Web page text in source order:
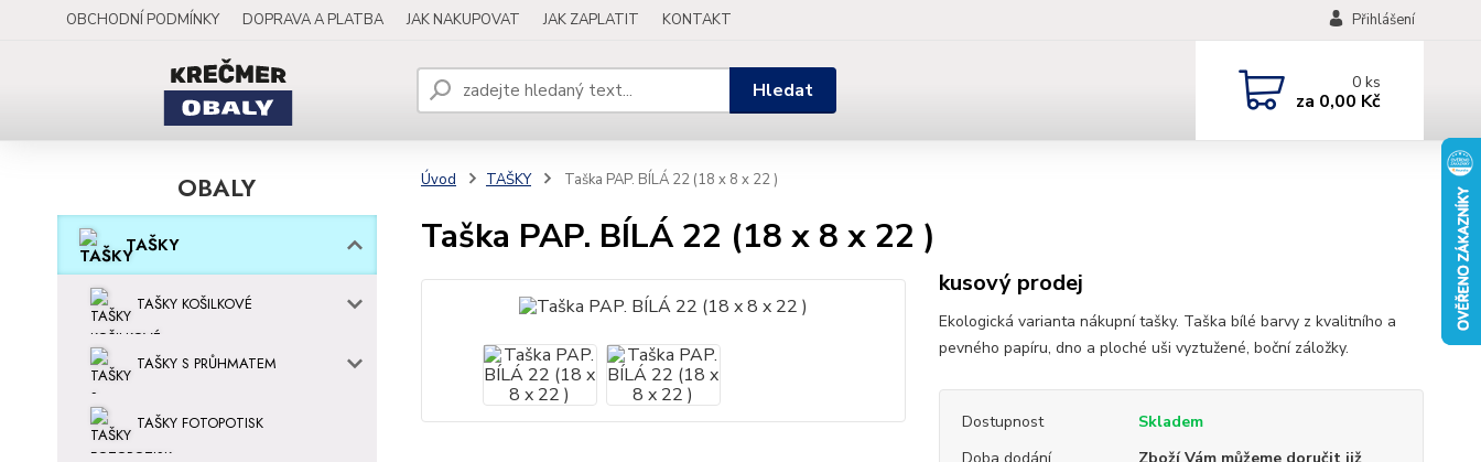
OBCHODNÍ PODMÍNKY DOPRAVA A PLATBA JAK NAKUPOVAT JAK ZAPLATIT KONTAKT Přihlášení
Hledat 0ks
za 0,00 Kč
OBALY
TAŠKY
TAŠKY KOŠILKOVÉ
TAŠKY S PRŮHMATEM
TAŠKY FOTOPOTISK
Úvod TAŠKY Taška PAP. BÍLÁ 22 (18 x 8 x 22 )
Taška PAP. BÍLÁ 22 (18 x 8 x 22 )
kusový prodej
Ekologická varianta nákupní tašky. Taška bílé barvy z kvalitního a
pevného papíru, dno a ploché uši vyztužené, boční záložky.
Dostupnost
Skladem